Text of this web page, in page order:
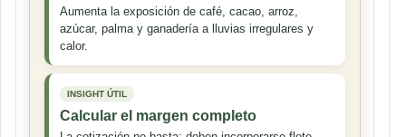
Aumenta la exposición de café, cacao, arroz,
azúcar, palma y ganadería a lluvias irregulares y
calor.
INSIGHT ÚTIL
Calcular el margen completo